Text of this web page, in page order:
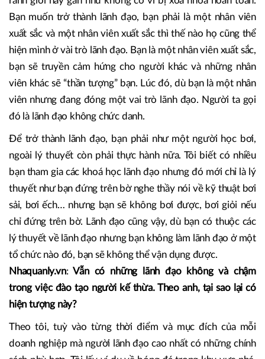
muốn được thăng tiến, song, theo anh, trước khi làm lãnh
đạo, người đó phải học để làm nhân viên xuất sắc hay
Ở góc nhìn của tôi, đây là 2 nhưng lại là 1. Trong start up
ranh giới này gần như không có vì bị xoá nhoà hoàn toàn.
Bạn muốn trở thành lãnh đạo, bạn phải là một nhân viên
xuất sắc và một nhân viên xuất sắc thì thế nào họ cũng thể
bạn sẽ truyền cảm hứng cho người khác và những nhân
viên khác sẽ “thần tượng” bạn. Lúc đó, dù bạn là một nhân
viên nhưng đang đóng một vai trò lãnh đạo. Người ta gọi
đó là lãnh đạo không chức danh.
Để trở thành lãnh đạo, bạn phải như một người học bơi,
ngoài lý thuyết còn phải thực hành nữa. Tôi biết có nhiều
bạn tham gia các khoá học lãnh đạo nhưng đó mới chỉ là lý
thuyết như bạn đứng trên bờ nghe thầy nói về kỹ thuật bơi
sải, bơi ếch… nhưng bạn sẽ không bơi được, bơi giỏi nếu
chỉ đứng trên bờ. Lãnh đạo cũng vậy, dù bạn có thuộc các
tổ chức nào đó, bạn sẽ không thể vận dụng được.
Nhaquanly.vn
Vẫn có những lãnh đạo không và chậm